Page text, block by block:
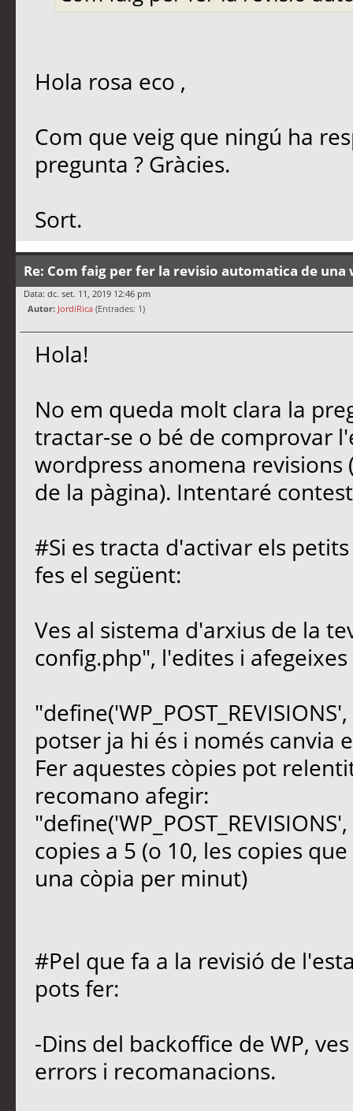
Hola rosa eco ,
Com que veig que ningú ha
pregunta ? Gràcies.
Sort.
Re: Com faig per fer la revisio automatica de una
Data: dc. set. 11, 2019 12:46 pm
Autor: JordiRica (Entrades: 1)
Hola!
No em queda molt clara la
tractar-se o bé de comprovar
wordpress anomena revisions
de la pàgina). Intentaré
#Si es tracta d'activar els
fes el següent:
Ves al sistema d'arxius de la
config.php", l'edites i
potser ja hi és i només canvia
Fer aquestes còpies pot
recomano afegir:
copies a 5 (o 10, les copies
una còpia per minut)
#Pel que fa a la revisió de
pots fer:
-Dins del backoffice de WP,
errors i recomanacions.